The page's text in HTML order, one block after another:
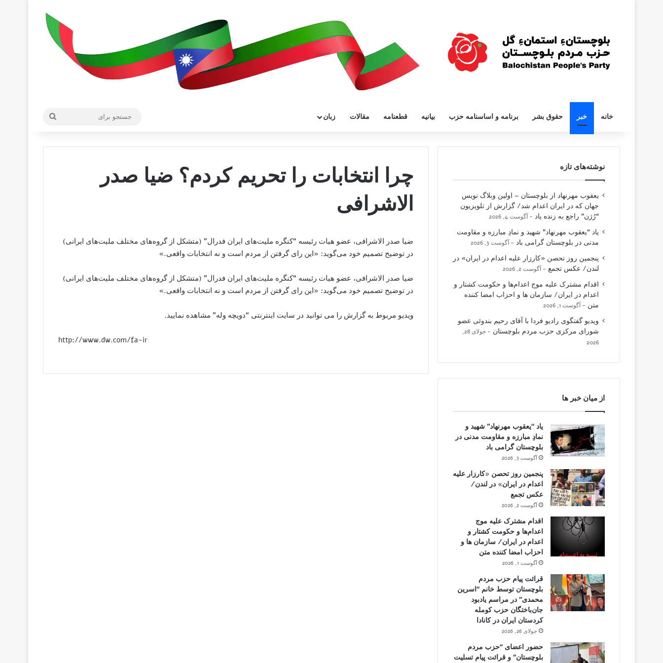
خانه خبر حقوق بشر برنامه و اساسنامه حزب بیانیه قطعنامه مقالات زبان
چرا انتخابات را تحریم کردم؟ ضیا صدر
الاشرافی
ضیا صدر الاشرافی‌، عضو هیات رئیسه “کنگره ملیت‌​های ایران فدرال” (متشکل از گروه‌های مختلف ملیت‌​های ایرانی)
در توضیح تصمیم خود می‌گوید: «این رای گرفتن از مردم است و نه انتخابات واقعی.»
ضیا صدر الاشرافی‌، عضو هیات رئیسه “کنگره ملیت‌​های ایران فدرال” (متشکل از گروه‌های مختلف ملیت‌​های ایرانی)
در توضیح تصمیم خود می‌گوید: «این رای گرفتن از مردم است و نه انتخابات واقعی.»
ویدیو مربوط به گزارش را می توانید در سایت اینترنتی “دویچه وله” مشاهده نمایید.
http://www.dw.com/fa-ir
نوشته‌های تازه
یعقوب مهرنهاد از بلوچستان – اولین وبلاگ نویس
جهان که در ایران اعدام شد/ گزارش از تلویزیون
“رُژن” راجع به زنده یاد
آگوست 4, 2026
یاد “یعقوب مهرنهاد” شهید و نمادِ مبارزه و مقاومت
مدنی در بلوچستان گرامی باد
آگوست 3, 2026
پنجمین روز تحصن «کارزار علیه اعدام در ایران» در
لندن/ عکس تجمع
آگوست 2, 2026
اقدام مشترک علیه موج اعدام‌ها و حکومت کشتار و
اعدام در ایران/ سازمان ها و احزاب امضا کننده
متن
آگوست 1, 2026
ویدیو گفتگوی رادیو فردا با آقای رحیم بندوئی عضو
شورای مرکزی حزب مردم بلوچستان
جولای 28,
2026
از میان خبر ها
یاد “یعقوب مهرنهاد” شهید و
نمادِ مبارزه و مقاومت مدنی در
بلوچستان گرامی باد
آگوست 3, 2026
پنجمین روز تحصن «کارزار علیه
اعدام در ایران» در لندن/
عکس تجمع
آگوست 2, 2026
اقدام مشترک علیه موج
اعدام‌ها و حکومت کشتار و
اعدام در ایران/ سازمان ها و
احزاب امضا کننده متن
آگوست 1, 2026
قرائت پیام حزب مردم
بلوچستان توسط خانم “اسرین
محمدی” در مراسم یادبود
جان‌باختگان حزب کومله
کردستان ایران در کانادا
جولای 26, 2026
حضور اعضای “حزب مردم
بلوچستان” و قرائت پیام تسلیت